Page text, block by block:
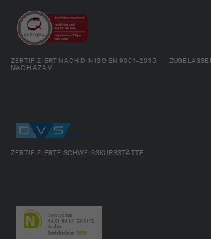
ZERTIFIZIERT NACH DIN ISO EN 9001-2015
NACH AZAV
ZERTIFIZIERTE SCHWEISSKURSSTÄTTE